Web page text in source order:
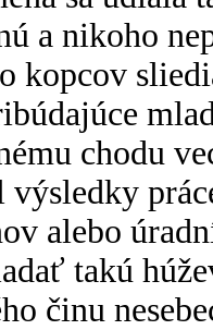
a nikoho
kopcov
chodu
výsledky
alebo
takú
činu